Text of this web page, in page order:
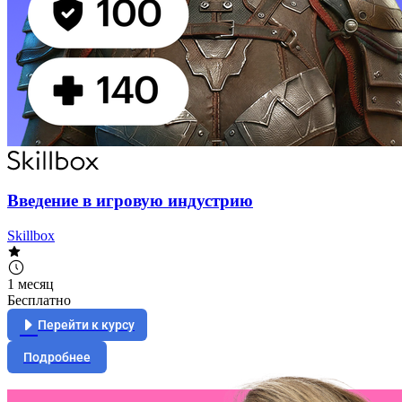
Введение в игровую индустрию
Skillbox
1 месяц
Бесплатно
Перейти к курсу
Подробнее